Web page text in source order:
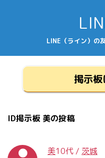
LINE（ライン）の
掲示
ID掲示板 美の投稿
美10代 / 茨城